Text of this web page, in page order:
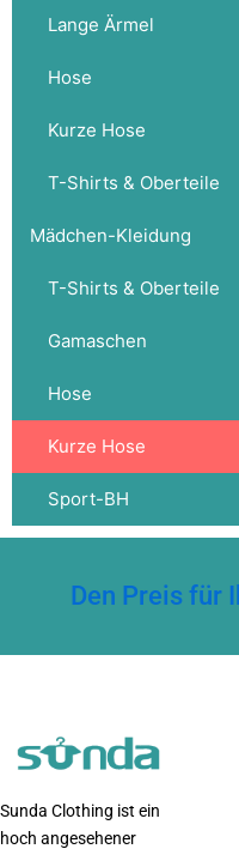
Lange Ärmel
Hose
Kurze Hose
T-Shirts & Oberteile
Mädchen-Kleidung
T-Shirts & Oberteile
Gamaschen
Hose
Kurze Hose
Sport-BH
Den Preis für
Sunda Clothing ist ein
hoch angesehener